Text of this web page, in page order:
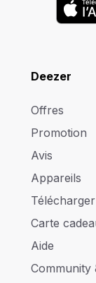
Deezer
Offres
Promotion
Avis
Appareils
Carte
Aide
Community